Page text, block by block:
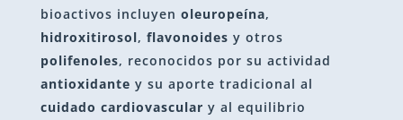
bioactivos incluyen oleuropeína,
hidroxitirosol, flavonoides y otros
polifenoles, reconocidos por su actividad
antioxidante y su aporte tradicional al
cuidado cardiovascular y al equilibrio